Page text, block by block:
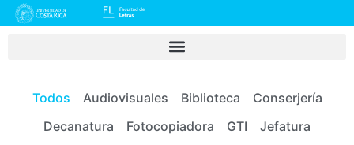
Audiovisuales Biblioteca
Conserjería
Decanatura
Fotocopiadora GTI
Jefatura
Todos